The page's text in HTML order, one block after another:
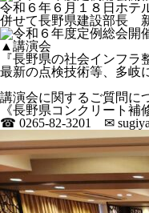
令和６年６月１８日ホテ
併せて長野県建設部長
▲講演会
『長野県の社会インフ
最新の点検技術等、多岐
講演会に関するご質問に
《長野県コンクリート
☎ 0265-82-3201 ✉